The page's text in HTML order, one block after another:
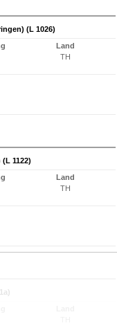
(L 1026)
Land
TH
1122)
Land
TH